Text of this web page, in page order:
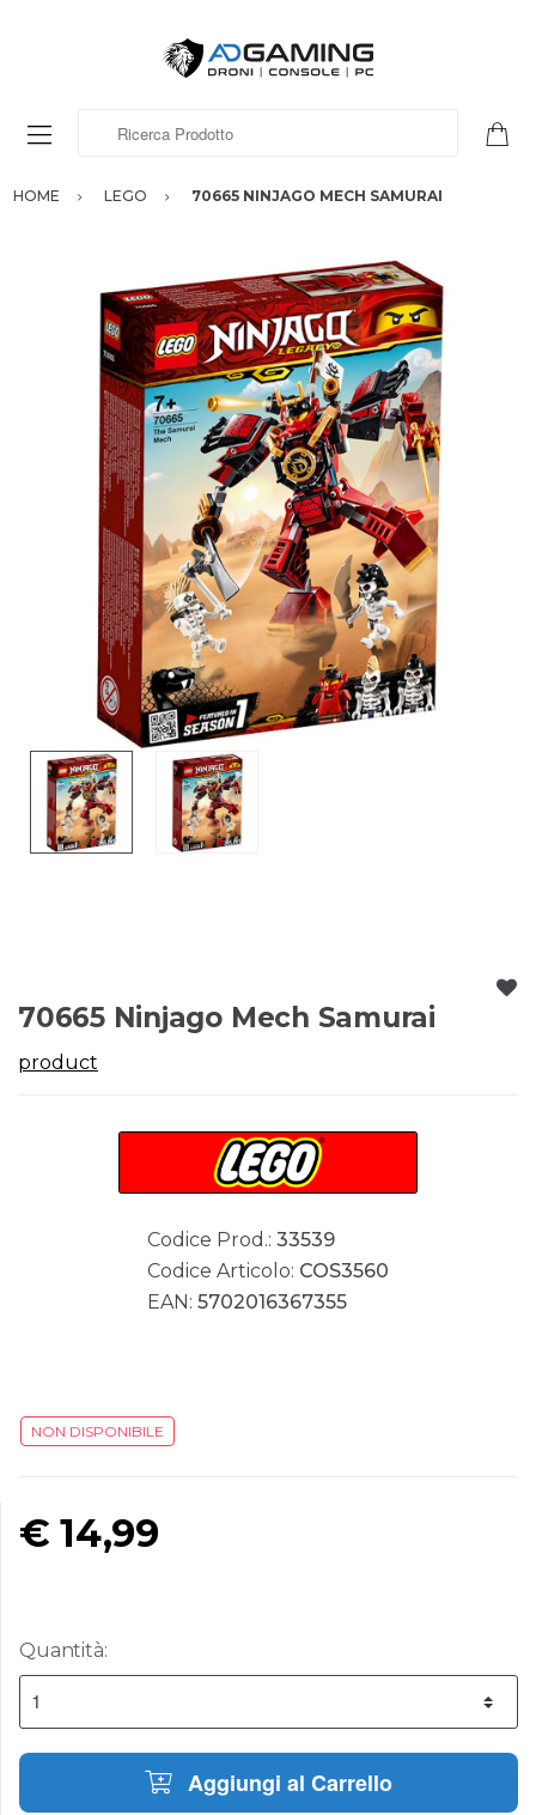
HOME LEGO 70665 NINJAGO MECH SAMURAI
70665 Ninjago Mech Samurai
product
Codice Prod.: 33539
Codice Articolo: COS3560
EAN: 5702016367355
NON DISPONIBILE
€14,99
Quantità:
Aggiungi al Carrello